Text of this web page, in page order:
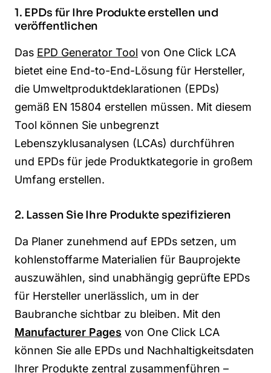
1. EPDs für Ihre Produkte erstellen und
veröffentlichen
Das EPD Generator Tool von One Click LCA
bietet eine End-to-End-Lösung für Hersteller,
die Umweltproduktdeklarationen (EPDs)
gemäß EN 15804 erstellen müssen. Mit diesem
Tool können Sie unbegrenzt
Lebenszyklusanalysen (LCAs) durchführen
und EPDs für jede Produktkategorie in großem
Umfang erstellen.
2. Lassen Sie Ihre Produkte spezifizieren
Da Planer zunehmend auf EPDs setzen, um
kohlenstoffarme Materialien für Bauprojekte
auszuwählen, sind unabhängig geprüfte EPDs
für Hersteller unerlässlich, um in der
Baubranche sichtbar zu bleiben. Mit den
Manufacturer Pages von One Click LCA
können Sie alle EPDs und Nachhaltigkeitsdaten
Ihrer Produkte zentral zusammenführen –